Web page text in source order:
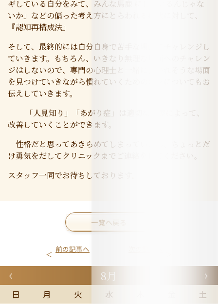
ギしている自分をみて、みんな馬鹿 にしているんじゃな
いか」などの偏った考え方にとらわれる症状に対して、
『認知再構成法』
そして、最終的には自分自身で苦手な場面にチャレンジし
ていきます。もちろん、いきなり無理な場面へのチャレン
ジはしないので、専門の心理士と一緒に、やれそうな場面
を見つけていきながら慣れていくためのコツについてもお
伝えしていきます。
「人見知り」「あがり症」は適切な治療によって、
改善していくことができます。
性格だと思ってあきらめてしまっていたら、ちょっとだ
け勇気をだしてクリニックまでご連絡をしてください。
スタッフ一同でお待ちしております。
前の記事へ
一覧へ戻る
8月
日 月 火 水 土